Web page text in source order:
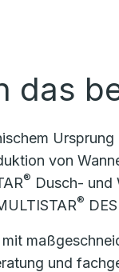
das
von
® Dusch- und
®
und